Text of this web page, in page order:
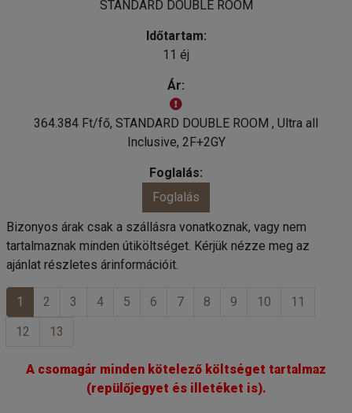
STANDARD DOUBLE ROOM
11 éj
364.384 Ft/fő, STANDARD DOUBLE ROOM , Ultra all
Inclusive, 2F+2GY
Foglalás
Bizonyos árak csak a szállásra vonatkoznak, vagy nem
tartalmaznak minden útiköltséget. Kérjük nézze meg az
ajánlat részletes árinformációit.
1 2 3 4 5 6 7 8 9 10
11
12
13
A csomagár minden kötelező költséget tartalmaz
(repülőjegyet és illetéket is).